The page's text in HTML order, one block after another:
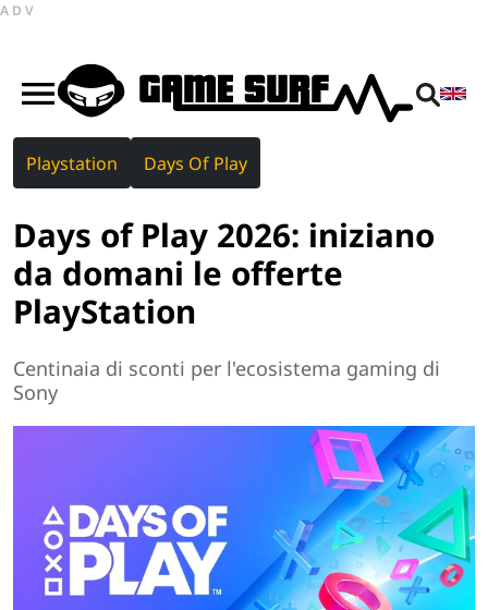
ADV
Playstation Days Of Play
Days of Play 2026: iniziano
da domani le offerte
PlayStation
Centinaia di sconti per l'ecosistema gaming di
Sony